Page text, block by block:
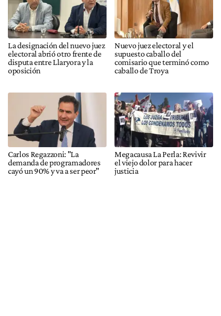
La designación del nuevo juez
electoral abrió otro frente de
disputa entre Llaryora y la
oposición
Nuevo juez electoral y el
supuesto caballo del
comisario que terminó como
caballo de Troya
Carlos Regazzoni: "La
demanda de programadores
cayó un 90% y va a ser peor"
Megacausa La Perla: Revivir
el viejo dolor para hacer
justicia